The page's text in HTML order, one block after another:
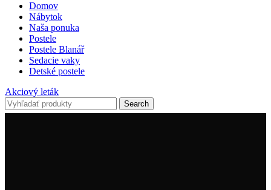
Domov
Nábytok
Naša ponuka
Postele
Postele Blanář
Sedacie vaky
Detské postele
Akciový leták
Search